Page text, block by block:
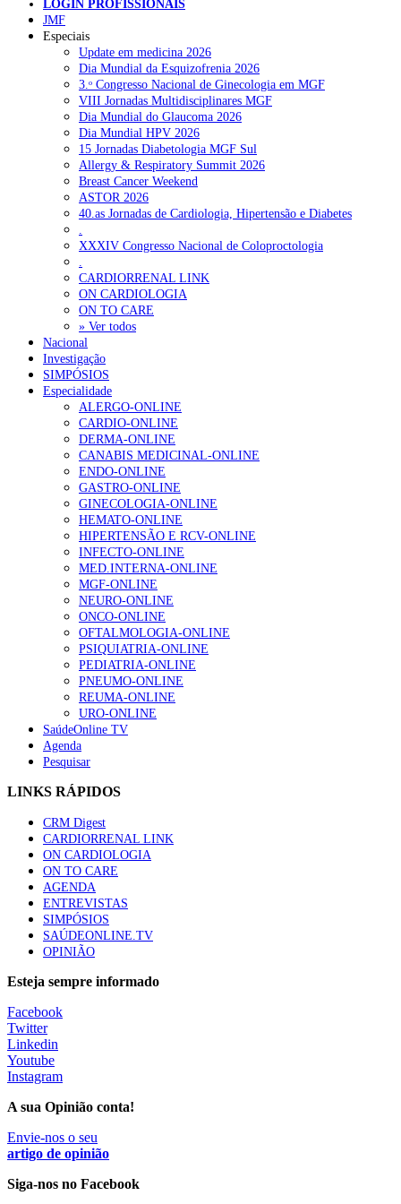
cerca de 30% destes gastos.
LUSA/SO
NOTÍCIAS RECENTES
Portugal está a formar os médicos de que precisa?
Estudantes de Medicina representados na 79.ª World Health
Assembly 6 de Agosto, 2026
SCORA X-Change Portugal promove formação internacional
em saúde sexual e reprodutiva
ANEM reúne com coordenador do Pacto Estratégico para a
Saúde
Sindicato diz que nova carreira de médicos dentistas reforça
estabilidade no SNS 6 de Agosto, 2026
NOTÍCIAS MAIS LIDAS
Enfermagem Forense. “Da urgência ao tribunal, cada
gesto conta e cada profissional faz a diferença”
202 visualizações
Alguns milhares de utentes podem ficar sem médico de
família com nova regras do registo, alerta associação
175 visualizações
Quase quatro em cada dez doentes com enfarte
apresentavam níveis elevados de Lp(a), revela estudo
86 visualizações
“Os programas de rastreio do cancro do pulmão são
custo-efetivos e representam um investimento
sustentável para os sistemas de saúde”
66 visualizações
Trodelvy aprovado para primeira linha no cancro da
elegíveis para inibidores PD-(L)1
Especialistas defendem mais potássio na alimentação
para ajudar a controlar a hipertensão
57 visualizações
MAIS NOTÍCIAS
Sindicato diz que nova carreira de médicos dentistas reforça
estabilidade no SNS
6 Ago, 2026
Mais de 400 utentes beneficiaram de comparticipação reforçada
para tratamentos de infertilidade na Madeira
6 Ago, 2026|0 Comments
LOGIN PROFISSIONAIS
JMF
Especiais
Update em medicina 2026
Dia Mundial da Esquizofrenia 2026
3.ᵒ Congresso Nacional de Ginecologia em MGF
VIII Jornadas Multidisciplinares MGF
Dia Mundial do Glaucoma 2026
Dia Mundial HPV 2026
15 Jornadas Diabetologia MGF Sul
Allergy & Respiratory Summit 2026
Breast Cancer Weekend
ASTOR 2026
40.as Jornadas de Cardiologia, Hipertensão e Diabetes
.
XXXIV Congresso Nacional de Coloproctologia
.
CARDIORRENAL LINK
ON CARDIOLOGIA
ON TO CARE
» Ver todos
Nacional
Investigação
SIMPÓSIOS
Especialidade
ALERGO-ONLINE
CARDIO-ONLINE
DERMA-ONLINE
CANABIS MEDICINAL-ONLINE
ENDO-ONLINE
GASTRO-ONLINE
GINECOLOGIA-ONLINE
HEMATO-ONLINE
HIPERTENSÃO E RCV-ONLINE
INFECTO-ONLINE
MED.INTERNA-ONLINE
MGF-ONLINE
NEURO-ONLINE
ONCO-ONLINE
OFTALMOLOGIA-ONLINE
PSIQUIATRIA-ONLINE
PEDIATRIA-ONLINE
PNEUMO-ONLINE
REUMA-ONLINE
URO-ONLINE
SaúdeOnline TV
Agenda
Pesquisar
LINKS RÁPIDOS
CRM Digest
CARDIORRENAL LINK
ON CARDIOLOGIA
ON TO CARE
AGENDA
ENTREVISTAS
SIMPÓSIOS
SAÚDEONLINE.TV
OPINIÃO
Esteja sempre informado
Facebook
Twitter
Linkedin
Youtube
Instagram
A sua Opinião conta!
Envie-nos o seu
artigo de opinião
Siga-nos no Facebook